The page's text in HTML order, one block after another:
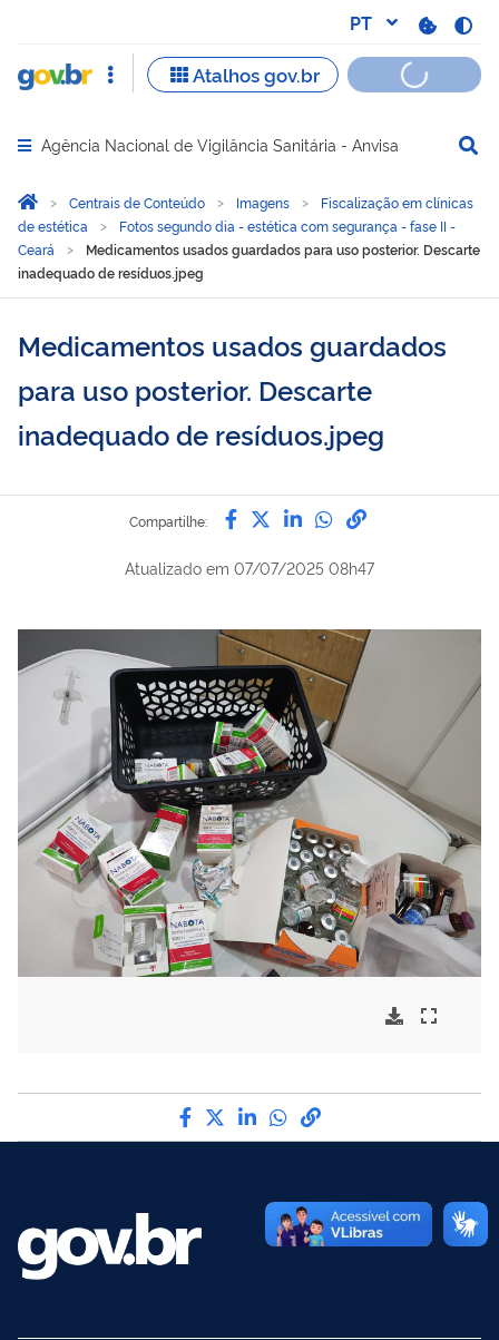
Abrir menu principal de navegação
Agência Nacional de Vigilância Sanitária - Anvisa
Você está aqui:
Página Inicial
Centrais de Conteúdo Imagens
Fiscalização em clínicas
de estética
Fotos segundo dia - estética com segurança - fase II -
Ceará
Medicamentos usados guardados para uso posterior. Descarte
inadequado de resíduos.jpeg
Medicamentos usados guardados
para uso posterior. Descarte
inadequado de resíduos.jpeg
Compartilhe: Compartilhe por Facebook
Compartilhe por Twitter
Compartilhe por
Compartilhe
link para
Atualizado em 07/07/2025 08h47
Compartilhe por Facebook
Compartilhe por Twitter
Compartilhe por
Compartilhe por
link para Copiar